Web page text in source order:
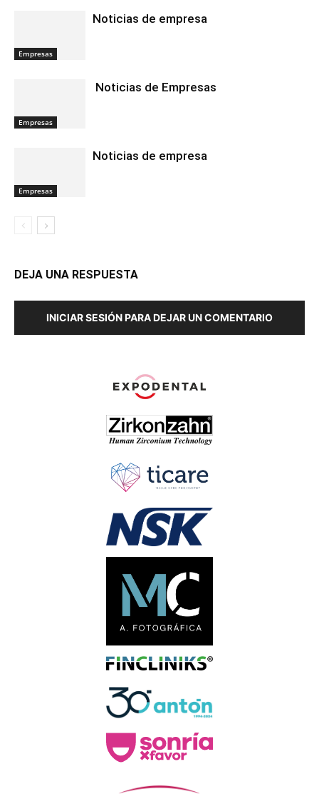
Empresas
Noticias de empresa
Empresas
Noticias de Empresas
Empresas
Noticias de empresa
DEJA UNA RESPUESTA
INICIAR SESIÓN PARA DEJAR UN COMENTARIO